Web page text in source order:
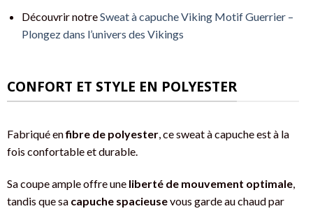
Découvrir notreSweat à capuche Viking Motif Guerrier –
Plongez dans l’univers des Vikings
CONFORT ET STYLE EN POLYESTER
Fabriqué enfibre de polyester, ce sweat à capuche est à la
fois confortable et durable.
Sa coupe ample offre une liberté de mouvement optimale,
tandis que sa capuche spacieusevous garde au chaud par